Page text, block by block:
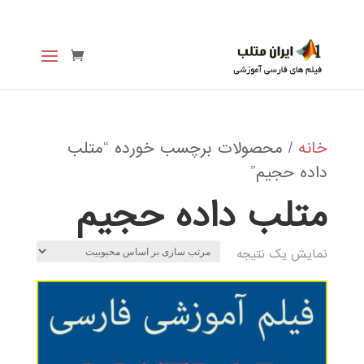
خانه / محصولات برچسب خورده “متلب
داده حجیم”
متلب داده حجیم
نمایش یک نتیجه